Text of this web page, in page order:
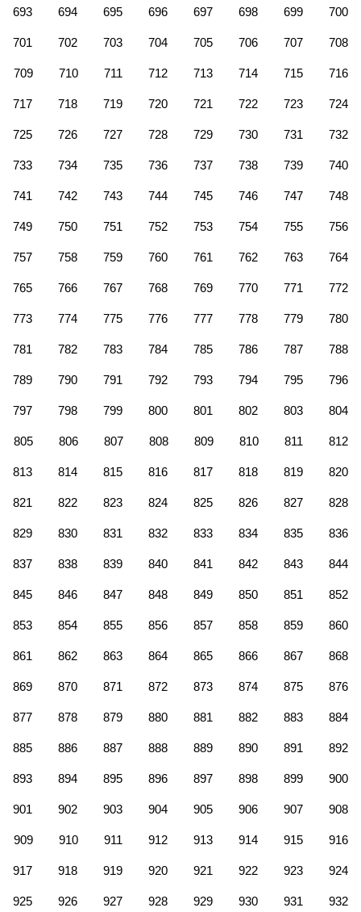
693 694 695 696 697 698 699 700
701 702 703 704 705 706 707 708
709 710 711 712 713 714 715 716
717 718 719 720 721 722 723 724
725 726 727 728 729 730 731 732
733 734 735 736 737 738 739 740
741 742 743 744 745 746 747 748
749 750 751 752 753 754 755 756
757 758 759 760 761 762 763 764
765 766 767 768 769 770 771 772
773 774 775 776 777 778 779 780
781 782 783 784 785 786 787 788
789 790 791 792 793 794 795 796
797 798 799 800 801 802 803 804
805 806 807 808 809 810 811 812
813 814 815 816 817 818 819 820
821 822 823 824 825 826 827 828
829 830 831 832 833 834 835 836
837 838 839 840 841 842 843 844
845 846 847 848 849 850 851 852
853 854 855 856 857 858 859 860
861 862 863 864 865 866 867 868
869 870 871 872 873 874 875 876
877 878 879 880 881 882 883 884
885 886 887 888 889 890 891 892
893 894 895 896 897 898 899 900
901 902 903 904 905 906 907 908
909 910 911 912 913 914 915 916
917 918 919 920 921 922 923 924
925 926 927 928 929 930 931 932